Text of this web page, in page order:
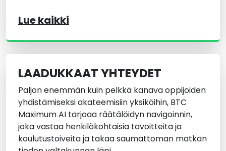
Lue kaikki
LAADUKKAAT YHTEYDET
Paljon enemmän kuin pelkkä kanava oppijoiden
yhdistämiseksi akateemisiin yksiköihin, BTC
Maximum AI tarjoaa räätälöidyn navigoinnin,
joka vastaa henkilökohtaisia tavoitteita ja
koulutustoiveita ja takaa saumattoman matkan